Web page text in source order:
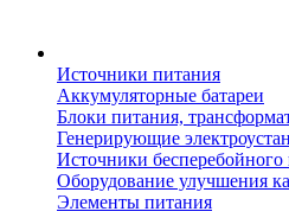
Источники питания
Аккумуляторные батареи
Блоки питания,
Генерирующие
Источники бесперебойного
Оборудование улучшения
Элементы питания